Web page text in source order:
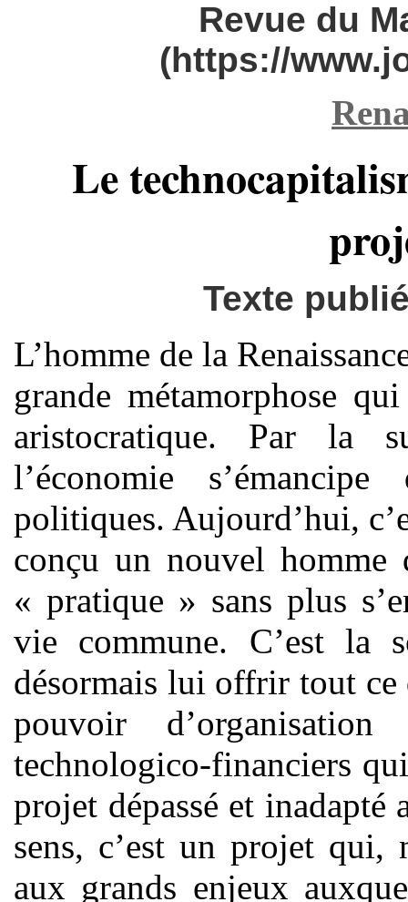
Revue du
(https://
Le
Texte
L’homme de la
grande métamorphose
aristocratique. Par la
l’économie
politiques. Aujourd’hui,
conçu un nouvel
« pratique » sans plus
vie commune. C’est la
désormais lui offrir tout
pouvoir
technologico-financiers
projet dépassé et inadapté
sens, c’est un projet qui,
aux grands enjeux